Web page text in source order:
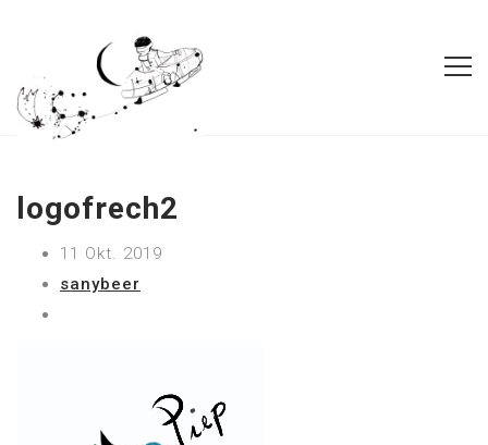
logofrech2
11 Okt. 2019
sanybeer